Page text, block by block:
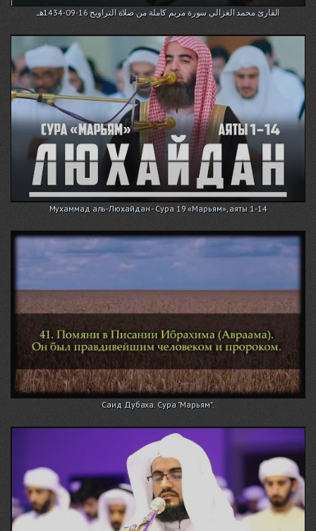
القارئ محمد الغزالي سورة مريم كاملة من صلاة التراويح 16-09-1434هـ
Мухаммад аль-Люхайдан - Сура 19 «Марьям», аяты 1-14
Саид Дубаха. Сура "Марьям".